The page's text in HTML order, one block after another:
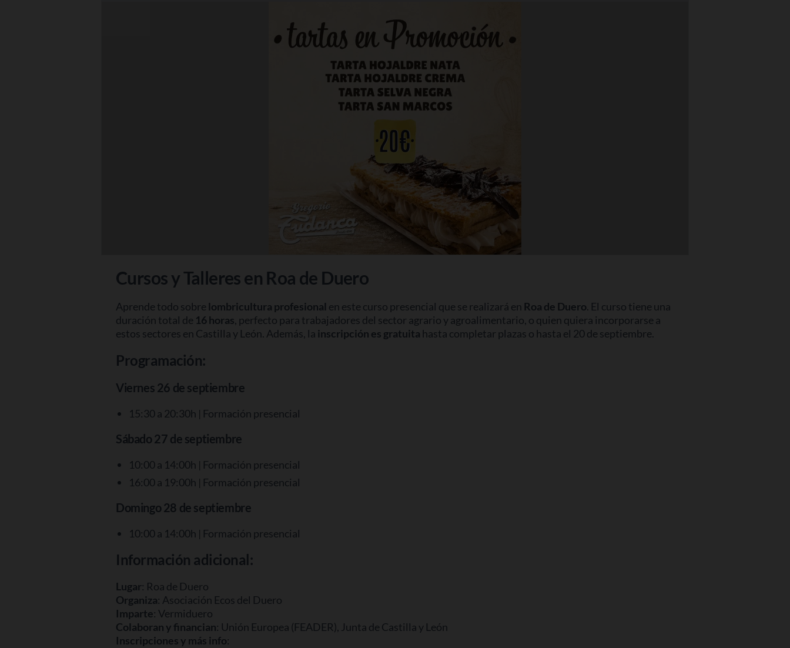
Cursos y Talleres en Roa de Duero
Aprende todo sobre lombricultura profesional en este curso presencial que se realizará en Roa de Duero. El curso tiene una
duración total de 16 horas, perfecto para trabajadores del sector agrario y agroalimentario, o quien quiera incorporarse a
estos sectores en Castilla y León. Además, la inscripción es gratuita hasta completar plazas o hasta el 20 de septiembre.
Programación:
Viernes 26 de septiembre
15:30 a 20:30h | Formación presencial
Sábado 27 de septiembre
10:00 a 14:00h | Formación presencial
16:00 a 19:00h | Formación presencial
Domingo 28 de septiembre
10:00 a 14:00h | Formación presencial
Información adicional:
Lugar: Roa de Duero
Organiza: Asociación Ecos del Duero
Imparte: Vermiduero
Colaboran y financian: Unión Europea (FEADER), Junta de Castilla y León
Inscripciones y más info: